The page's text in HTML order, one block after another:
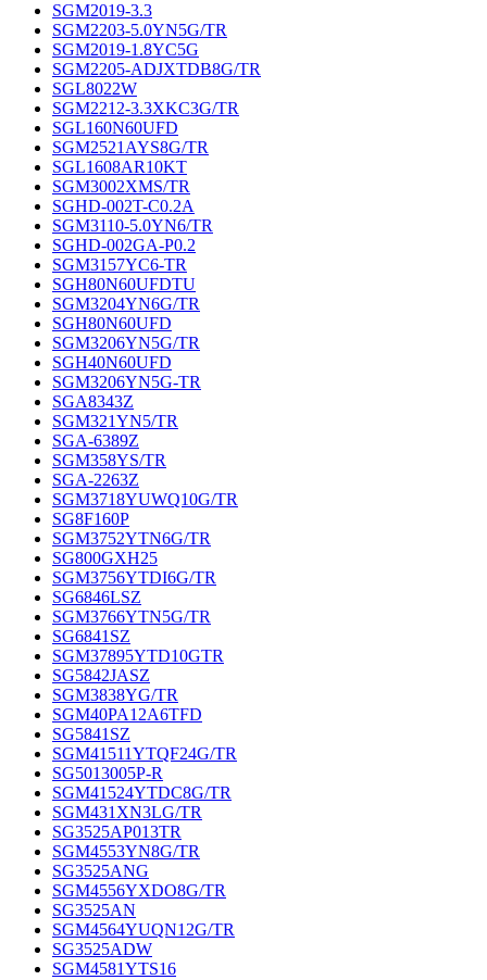
SGM2019-3.3
SGM2203-5.0YN5G/TR
SGM2019-1.8YC5G
SGM2205-ADJXTDB8G/TR
SGL8022W
SGM2212-3.3XKC3G/TR
SGL160N60UFD
SGM2521AYS8G/TR
SGL1608AR10KT
SGM3002XMS/TR
SGHD-002T-C0.2A
SGM3110-5.0YN6/TR
SGHD-002GA-P0.2
SGM3157YC6-TR
SGH80N60UFDTU
SGM3204YN6G/TR
SGH80N60UFD
SGM3206YN5G/TR
SGH40N60UFD
SGM3206YN5G-TR
SGA8343Z
SGM321YN5/TR
SGA-6389Z
SGM358YS/TR
SGA-2263Z
SGM3718YUWQ10G/TR
SG8F160P
SGM3752YTN6G/TR
SG800GXH25
SGM3756YTDI6G/TR
SG6846LSZ
SGM3766YTN5G/TR
SG6841SZ
SGM37895YTD10GTR
SG5842JASZ
SGM3838YG/TR
SGM40PA12A6TFD
SG5841SZ
SGM41511YTQF24G/TR
SG5013005P-R
SGM41524YTDC8G/TR
SGM431XN3LG/TR
SG3525AP013TR
SGM4553YN8G/TR
SG3525ANG
SGM4556YXDO8G/TR
SG3525AN
SGM4564YUQN12G/TR
SG3525ADW
SGM4581YTS16